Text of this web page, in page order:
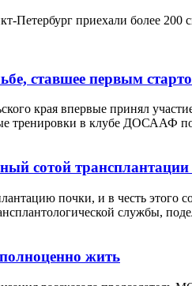
Петербург приехали более
ставшее первым
края впервые принял
тренировки в клубе ДОСААФ
сотой
почки, и в честь
службы,
жить